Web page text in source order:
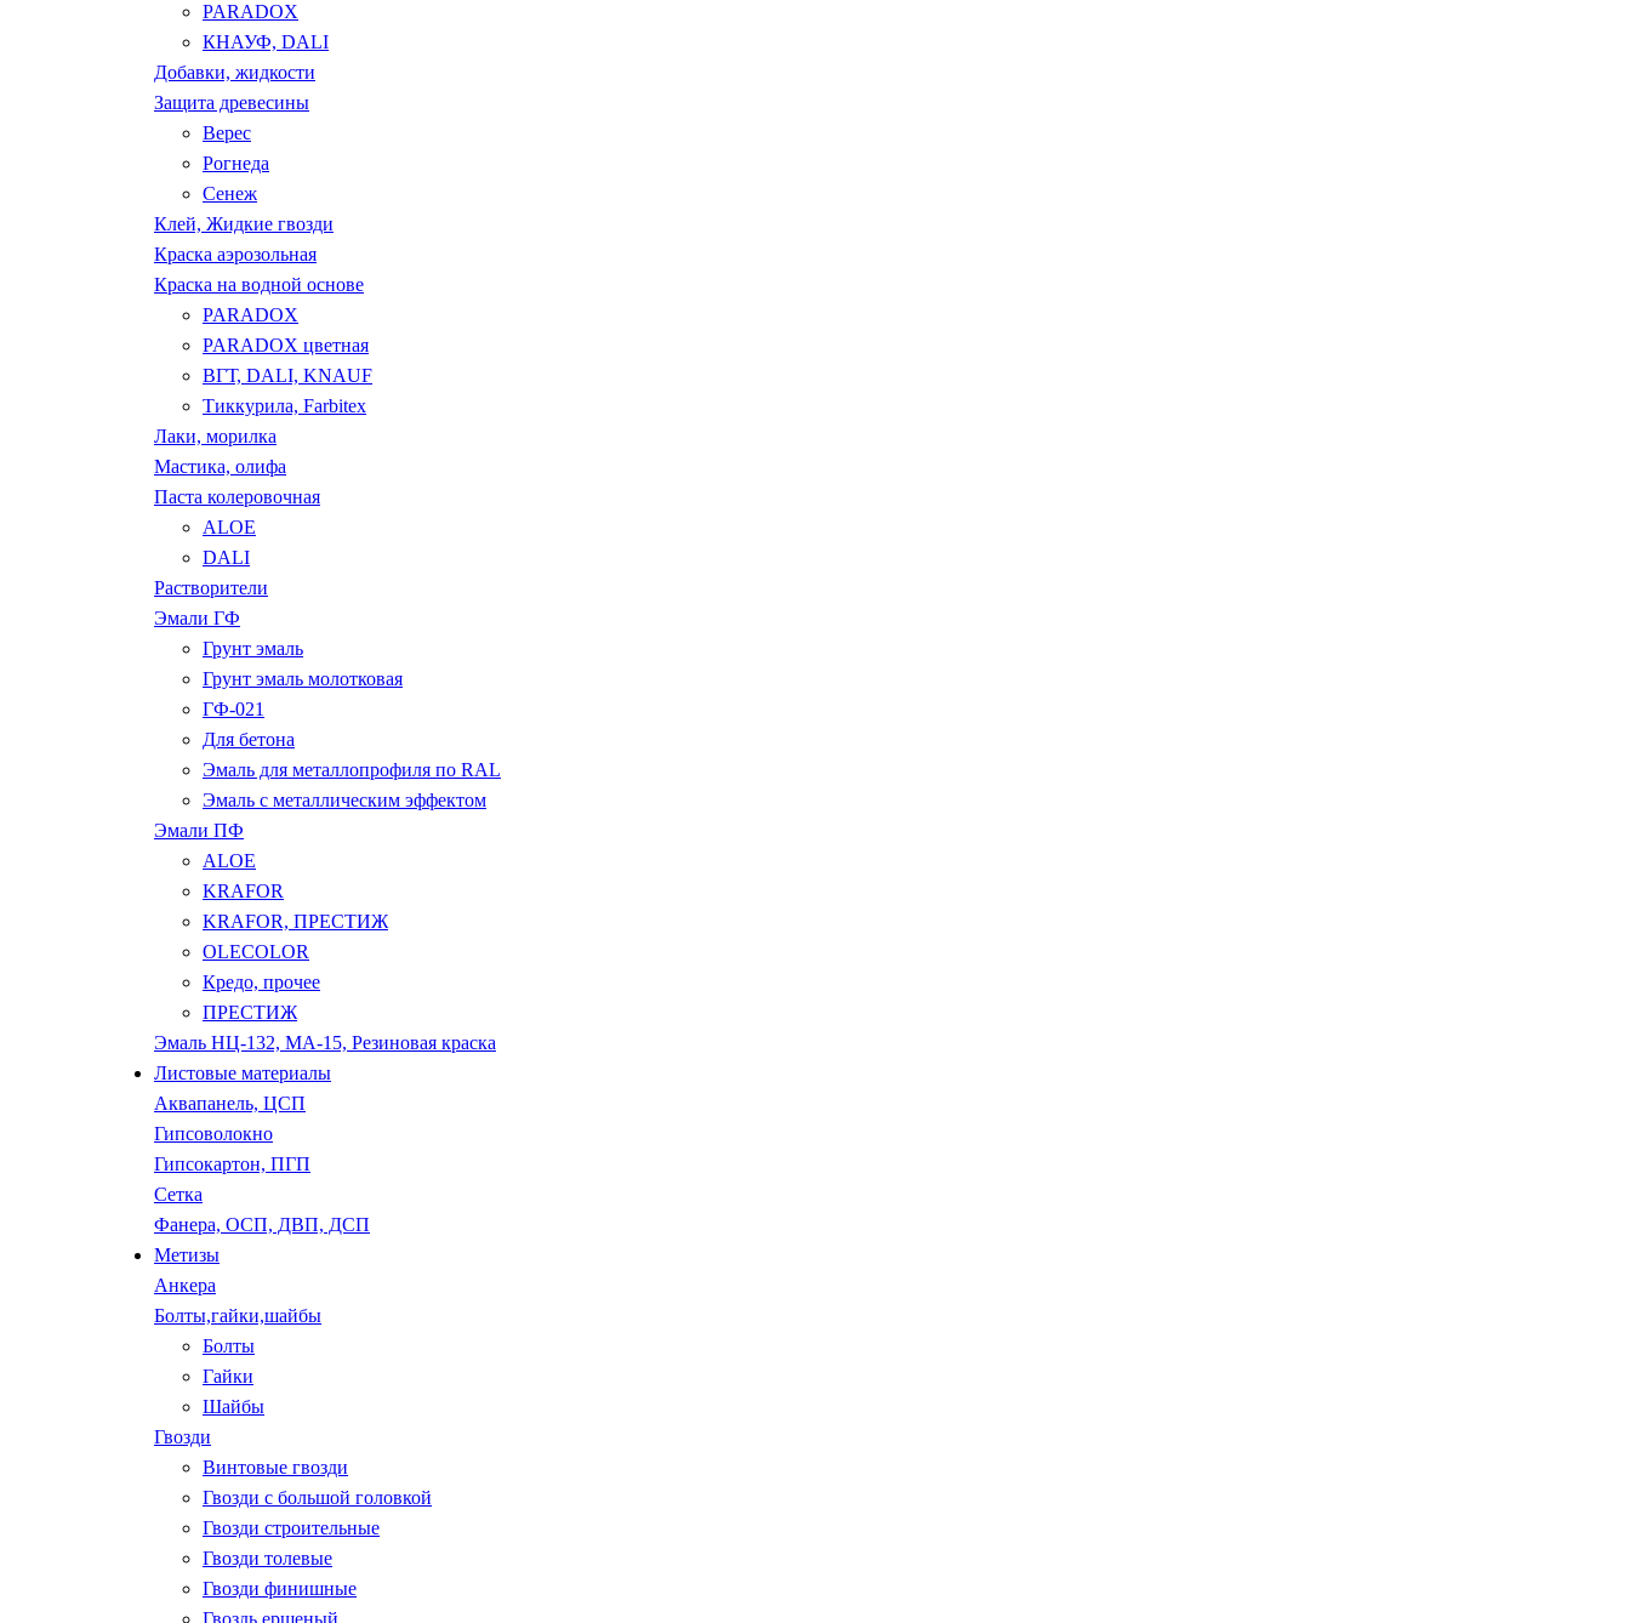
PARADOX
КНАУФ, DALI
Добавки, жидкости
Защита древесины
Верес
Рогнеда
Сенеж
Клей, Жидкие гвозди
Краска аэрозольная
Краска на водной основе
PARADOX
PARADOX цветная
ВГТ, DALI, KNAUF
Тиккурила, Farbitex
Лаки, морилка
Мастика, олифа
Паста колеровочная
ALOE
DALI
Растворители
Эмали ГФ
Грунт эмаль
Грунт эмаль молотковая
ГФ-021
Для бетона
Эмаль для металлопрофиля по RAL
Эмаль с металлическим эффектом
Эмали ПФ
ALOE
KRAFOR
KRAFOR, ПРЕСТИЖ
OLECOLOR
Кредо, прочее
ПРЕСТИЖ
Эмаль НЦ-132, МА-15, Резиновая краска
Листовые материалы
Аквапанель, ЦСП
Гипсоволокно
Гипсокартон, ПГП
Сетка
Фанера, ОСП, ДВП, ДСП
Метизы
Анкера
Болты,гайки,шайбы
Болты
Гайки
Шайбы
Гвозди
Винтовые гвозди
Гвозди с большой головкой
Гвозди строительные
Гвозди толевые
Гвозди финишные
Гвоздь ершеный